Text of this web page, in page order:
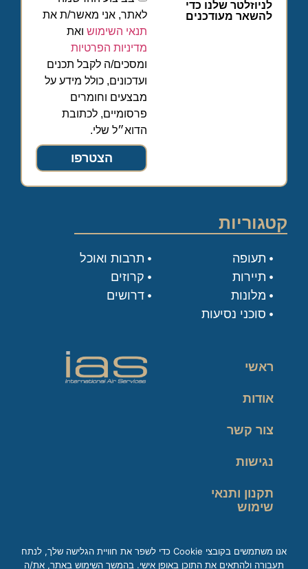
לניוזלטר שלנו כדי
להשאר מעודכנים
לאתר, אני מאשר/ת את
תנאי השימוש ואת
מדיניות הפרטיות
ומסכים/ה לקבל תכנים
ועדכונים, כולל מידע על
מבצעים וחומרים
פרסומיים, לכתובת
הדוא״ל שלי.
הצטרפו
קטגוריות
תעופה
תיירות
מלונות
סוכני נסיעות
תרבות ואוכל
קרוזים
דרושים
ראשי
אודות
צור קשר
נגישות
תקנון ותנאי
שימוש
אנו משתמשים בקובצי Cookie כדי לשפר את חוויית הגלישה שלך, לנתח
תעבורה ולהתאים את התוכן באופן אישי. בהמשך השימוש באתר, את/ה